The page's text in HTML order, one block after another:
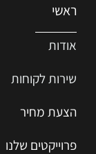
ראשי
אודות
שירות לקוחות
הצעת מחיר
פרוייקטים שלנו